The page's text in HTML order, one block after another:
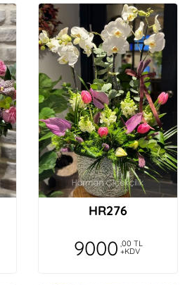
HR276
9000 ,00 TL
+KDV